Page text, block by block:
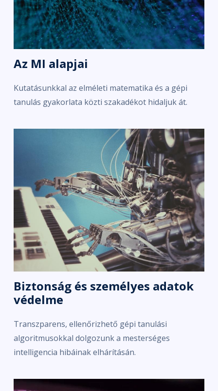
Az MI alapjai
Kutatásunkkal az elméleti matematika és a gépi
tanulás gyakorlata közti szakadékot hidaljuk át.
Biztonság és személyes adatok
védelme
Transzparens, ellenőrizhető gépi tanulási
algoritmusokkal dolgozunk a mesterséges
intelligencia hibáinak elhárításán.